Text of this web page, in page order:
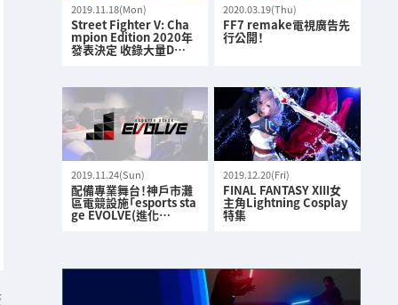
2019.11.18(Mon)
Street Fighter V: Cha
mpion Edition 2020年
發表決定 收錄大量D…
2020.03.19(Thu)
FF7 remake電視廣告先
行公開！
2019.11.24(Sun)
配備專業舞台！神戶市灘
區電競設施「esports sta
ge EVOLVE(進化…
2019.12.20(Fri)
FINAL FANTASY XIII女
主角Lightning Cosplay
特集